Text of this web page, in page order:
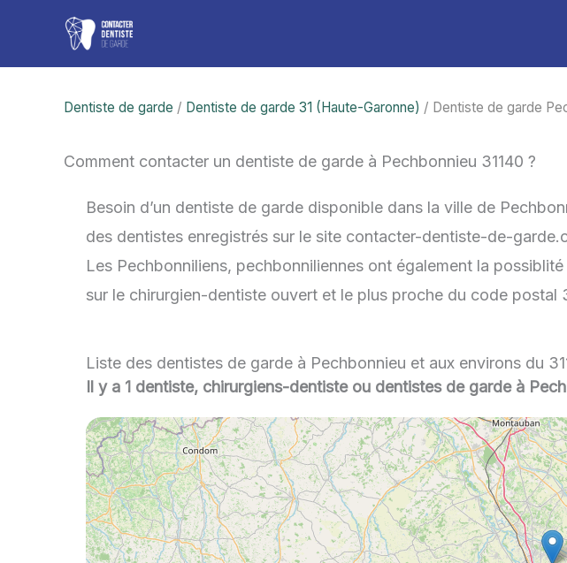
contenu
Dentiste de garde / Dentiste de garde 31 (Haute-Garonne) / Dentiste de garde
Comment contacter un dentiste de garde à Pechbonnieu 31140 ?
Besoin d’un dentiste de garde disponible dans la ville de
des dentistes enregistrés sur le site contacter-dentiste-de-
Les Pechbonniliens, pechbonniliennes ont également la
sur le chirurgien-dentiste ouvert et le plus proche du code postal
Liste des dentistes de garde à Pechbonnieu et aux environs du
Il y a 1 dentiste, chirurgiens-dentiste ou dentistes de garde à